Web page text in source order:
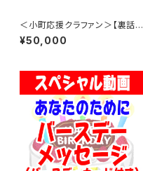
＜小町応援クラファン＞【裏話も
解禁!?】社長と語らう特別な食
事会プラン（限定5名様）
¥50,000